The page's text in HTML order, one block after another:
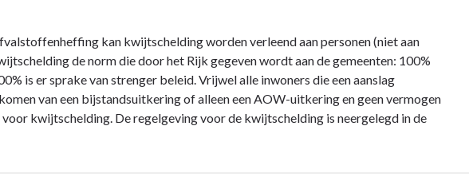
kan kwijtschelding worden verleend aan personen (niet aan
de norm die door het Rijk gegeven wordt aan de gemeenten: 100%
is er sprake van strenger beleid. Vrijwel alle inwoners die een aanslag
van een bijstandsuitkering of alleen een AOW-uitkering en geen vermogen
kwijtschelding. De regelgeving voor de kwijtschelding is neergelegd in de